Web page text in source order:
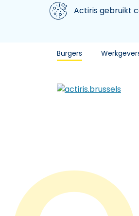
Aller au contenu principal
We gebruiken cookiesActiris gebruikt
Burgers